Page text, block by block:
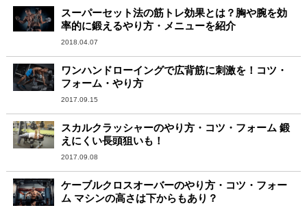
スーパーセット法の筋トレ効果とは？胸や腕を効
率的に鍛えるやり方・メニューを紹介
2018.04.07
ワンハンドローイングで広背筋に刺激を！コツ・
フォーム・やり方
2017.09.15
スカルクラッシャーのやり方・コツ・フォーム 鍛
えにくい長頭狙いも！
2017.09.08
ケーブルクロスオーバーのやり方・コツ・フォー
ム マシンの高さは下からもあり？